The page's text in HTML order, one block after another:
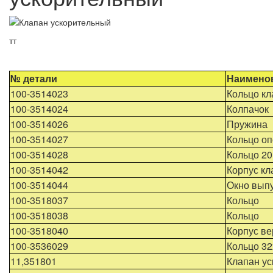
тт
№ детали
100-3514023
Кольцо
100-3514024
Колпачок
100-3514026
Пружина
100-3514027
Кольцо
100-3514028
Кольцо
100-3514042
Корпус
100-3514044
Окно
100-3518037
Кольцо
100-3518038
Кольцо
100-3518040
Корпус
100-3536029
Кольцо
11,351801
Клапан